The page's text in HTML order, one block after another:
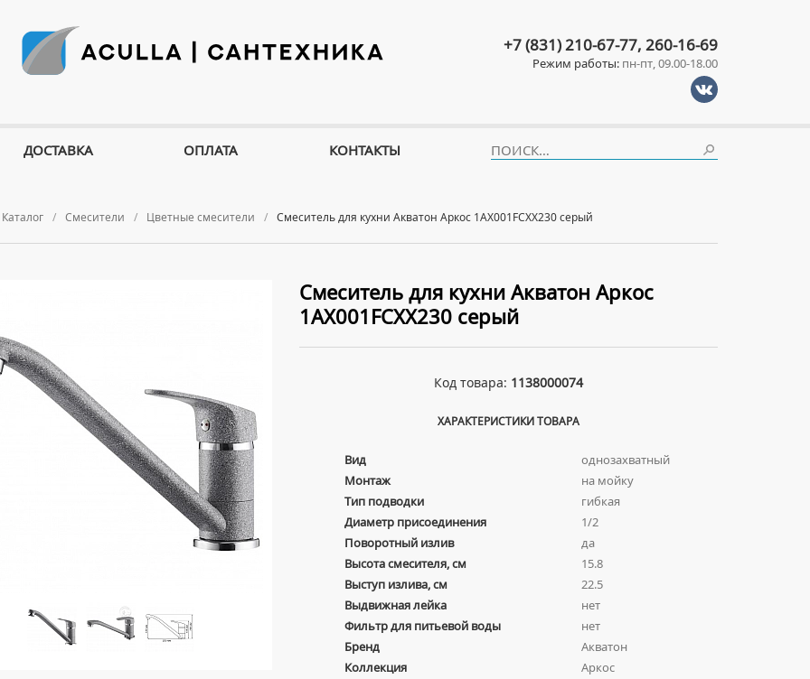
Каталог Смесители Цветные смесители Смеситель для кухни Акватон Аркос 1AX001FCXX230 серый
Смеситель для кухни Акватон Аркос
1AX001FCXX230 серый
Код товара: 1138000074
ХАРАКТЕРИСТИКИ ТОВАРА
Вид
однозахватный
Монтаж
на мойку
Тип подводки
гибкая
Диаметр присоединения
1/2
Поворотный излив
да
Высота смесителя, см
15.8
Выступ излива, см
22.5
Выдвижная лейка
нет
Фильтр для питьевой воды
нет
Бренд
Акватон
Коллекция
Аркос
+7 (831) 210-67-77, 260-16-69
Режим работы: пн-пт, 09.00-18.00
ДОСТАВКА ОПЛАТА КОНТАКТЫ